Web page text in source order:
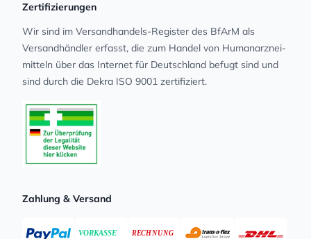
Zertifizierungen
Wir sind im Versandhandels-Register des BfArM als
Versandhändler erfasst, die zum Handel von Human­arz­nei­
mit­teln über das Internet für Deutschland befugt sind und
sind durch die Dekra ISO 9001 zertifiziert.
Zahlung & Versand